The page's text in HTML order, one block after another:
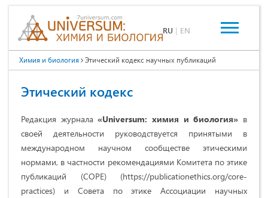
RU | EN
Химия и биология Этический кодекс научных публикаций
Этический кодекс
Редакция журнала«Universum: химия и биология» в
своей деятельности руководствуется принятыми в
международном научном сообществе этическими
нормами, в частности рекомендациями Комитета по этике
публикаций (COPE) (https://publicationethics.org/core-
practices) и Совета по этике Ассоциации научных